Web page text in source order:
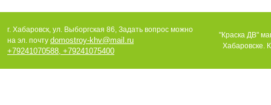
г. Хабаровск, ул. Выборгская 86, Задать вопрос можно
на эл. почту domostroy-khv@mail.ru
+79241070588, +79241075400
"Краска ДВ"
Хабаровске.